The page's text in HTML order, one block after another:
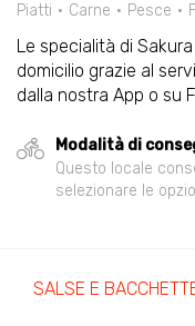
Piatti
Carne Pesce
Le specialità di
domicilio grazie al
dalla nostra App o su
Modalità di
Questo locale
selezionare le
SALSE E